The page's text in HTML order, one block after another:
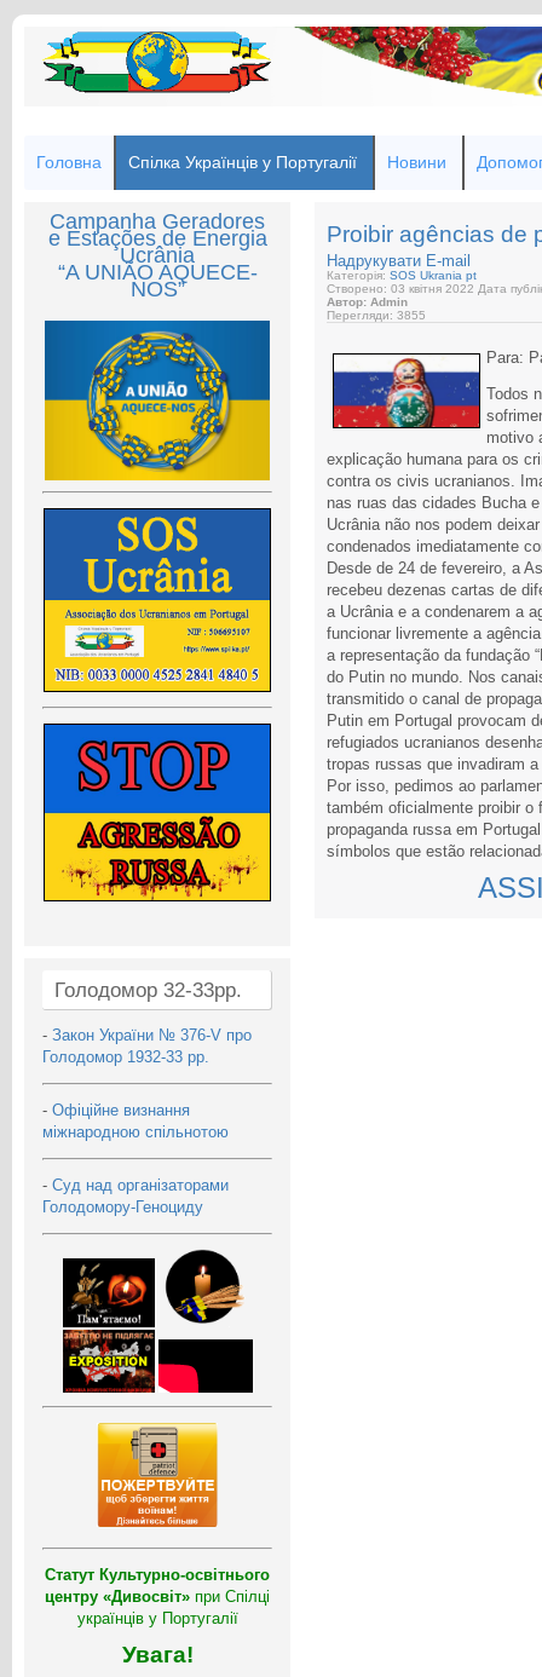
Головна Спілка Українців у Португалії Новини
Campanha Geradores
e Estações de Energia
Ucrânia
“A UNIÃO AQUECE-
NOS”
Голодомор 32-33рр.
- Закон України № 376-V про
Голодомор 1932-33 рр.
- Офіційне визнання
міжнародною спільнотою
- Суд над організаторами
Голодомору-Геноциду
Статут Культурно-освітнього
центру «Дивосвіт» при Спілці
українців у Португалії
Увага!
Proibir agências de
Надрукувати E-mail
Категорія: SOS Ukrania pt
Створено: 03 квітня 2022 Дата
Автор: Admin
Перегляди: 3855
Para:
Todos
motivo
explicação humana para os
contra os civis ucranianos.
nas ruas das cidades Bucha
Ucrânia não nos podem
condenados imediatamente
Desde de 24 de fevereiro, a
recebeu dezenas cartas de
a Ucrânia e a condenarem a
funcionar livremente a
a representação da fundação
do Putin no mundo. Nos
transmitido o canal de
Putin em Portugal provocam
refugiados ucranianos
tropas russas que invadiram
Por isso, pedimos ao
também oficialmente proibir o
propaganda russa em
símbolos que estão